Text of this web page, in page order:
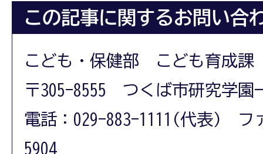
この記事に関するお問い合
こども・保健部 こども育成課
〒305-8555 つくば市研究学園
電話：029-883-1111(代表) フ
5904